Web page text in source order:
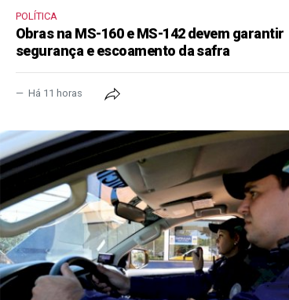
POLÍTICA
Obras na MS-160 e MS-142 devem garantir
segurança e escoamento da safra
Há 11 horas